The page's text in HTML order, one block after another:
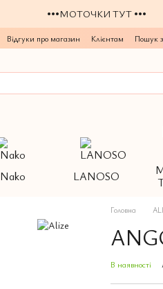
•••МОТОЧКИ ТУТ •••
Відгуки про магазин Клієнтам Пошук
Nako LANOSO
Головна
В наявності